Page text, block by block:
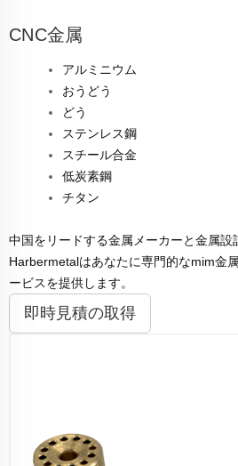
CNC金属
アルミニウム
おうどう
どう
ステンレス鋼
スチール合金
低炭素鋼
チタン
中国をリードする金属メーカーと金属設
Harbermetalはあなたに専門的なmim金
ービスを提供します。
即時見積の取得